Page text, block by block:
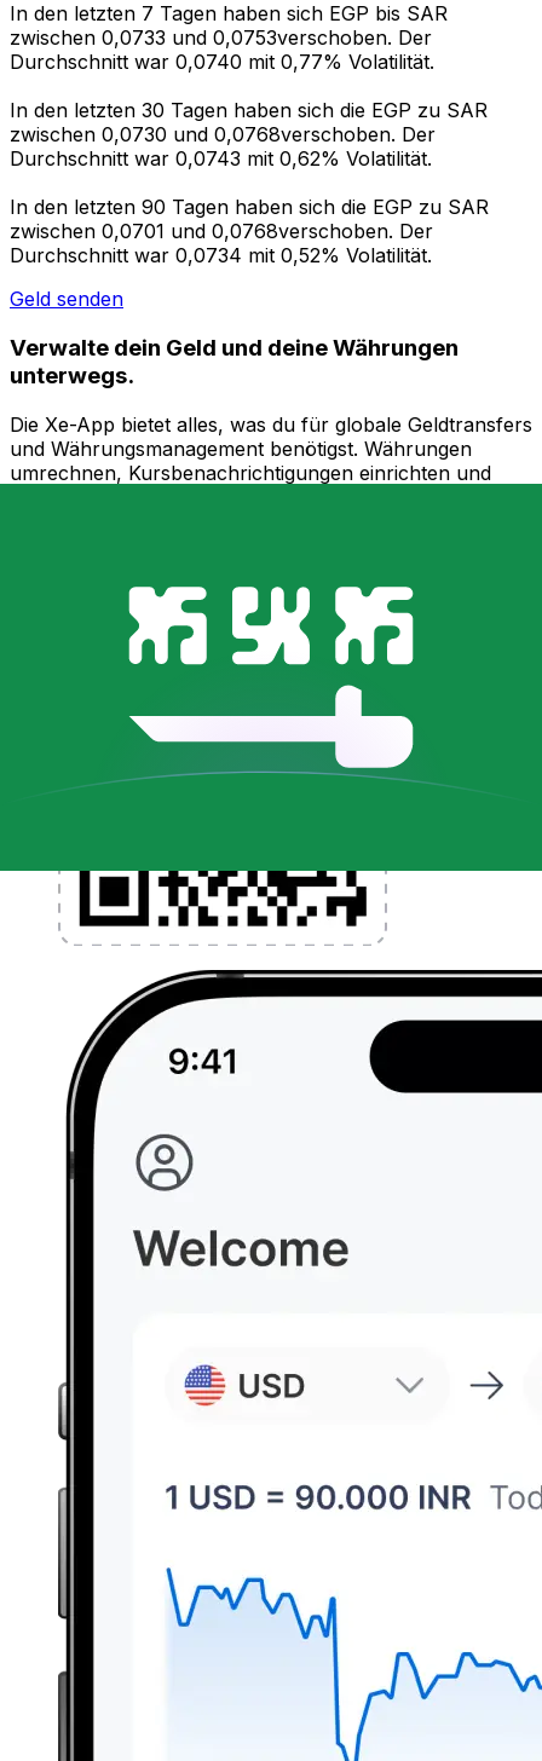
In den letzten 7 Tagen haben sich EGP bis SAR
zwischen 0,0733 und 0,0753verschoben. Der
Durchschnitt war 0,0740 mit 0,77% Volatilität.
In den letzten 30 Tagen haben sich die EGP zu SAR
zwischen 0,0730 und 0,0768verschoben. Der
Durchschnitt war 0,0743 mit 0,62% Volatilität.
In den letzten 90 Tagen haben sich die EGP zu SAR
zwischen 0,0701 und 0,0768verschoben. Der
Durchschnitt war 0,0734 mit 0,52% Volatilität.
Geld senden
Verwalte dein Geld und deine Währungen
unterwegs.
Die Xe-App bietet alles, was du für globale Geldtransfers
und Währungsmanagement benötigst. Währungen
umrechnen, Kursbenachrichtigungen einrichten und